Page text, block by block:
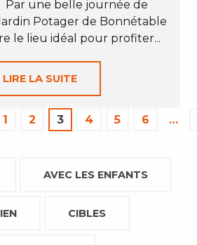
Par une belle journée de
Potager de Bonnétable
le lieu idéal pour profiter...
LIRE LA SUITE
1 2 3 4 5 6 …
AVEC LES ENFANTS
CIBLES